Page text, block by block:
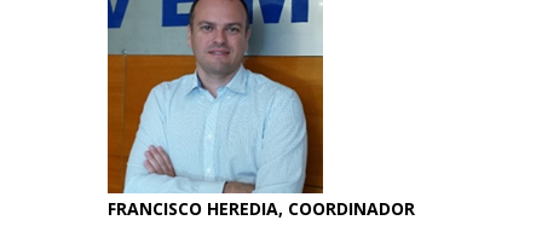
FRANCISCO HEREDIA, COORDINADOR